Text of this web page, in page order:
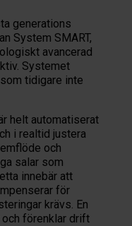
generations
System SMART,
avancerad
Systemet
tidigare inte
helt automatiserat
i realtid justera
och
salar som
innebär att
för
krävs. En
förenklar drift